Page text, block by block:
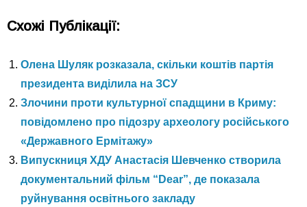
Схожі Публікації:
Олена Шуляк розказала, скільки коштів партія
президента виділила на ЗСУ
Злочини проти культурної спадщини в Криму:
повідомлено про підозру археологу російського
«Державного Ермітажу»
Випускниця ХДУ Анастасія Шевченко створила
документальний фільм “Dear”, де показала
руйнування освітнього закладу